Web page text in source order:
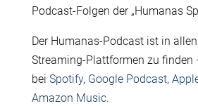
Podcast-Folgen der „Humanas
Der Humanas-Podcast ist in
Streaming-Plattformen zu finden
bei Spotify, Google Podcast,
Amazon Music.